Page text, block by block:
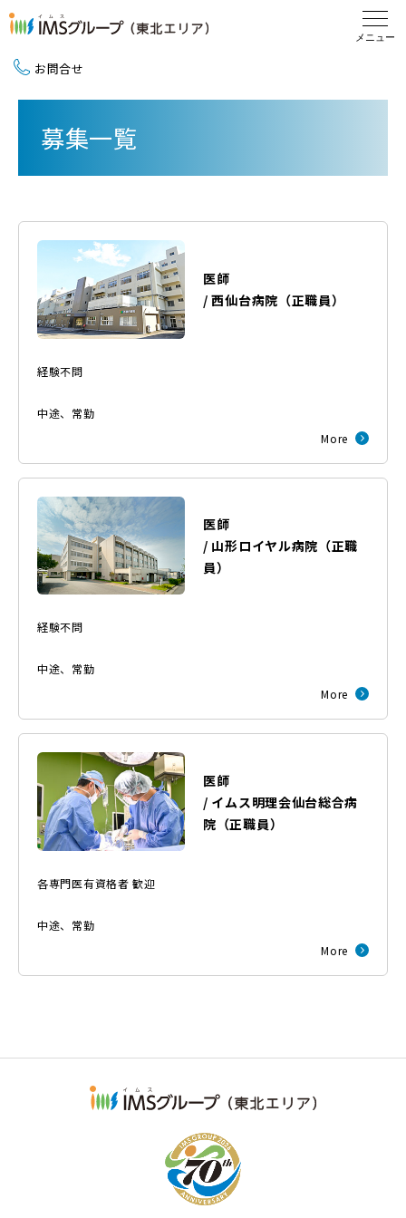
お問合せ
募集一覧
医師
/西仙台病院 （正職員）
経験不問
中途、 常勤
More
医師
/ 山形ロイヤル病院 （正職
員）
経験不問
中途、 常勤
More
医師
/ イムス明理会仙台総合病
院 （正職員）
各専門医有資格者 歓迎
中途、 常勤
More